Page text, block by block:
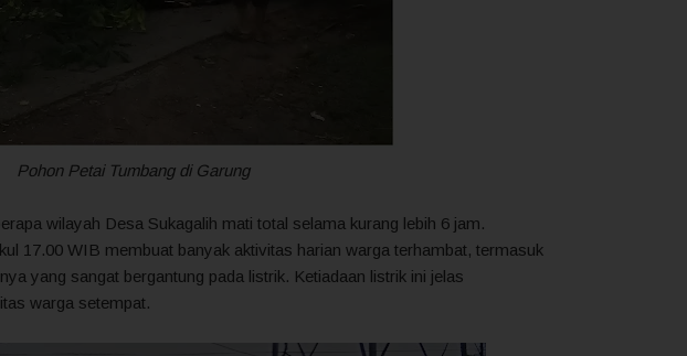
Pohon Petai Tumbang di Garung
wilayah Desa Sukagalih mati total selama kurang lebih 6 jam.
17.00 WIB membuat banyak aktivitas harian warga terhambat, termasuk
yang sangat bergantung pada listrik. Ketiadaan listrik ini jelas
warga setempat.